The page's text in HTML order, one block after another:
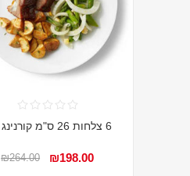
6 צלחות 26 ס"מ קורנינג לבן
₪198.00
₪264.00